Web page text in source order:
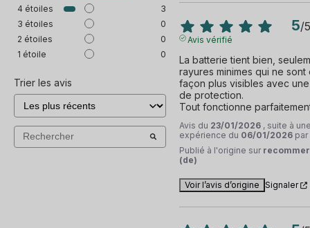
4 étoiles
3
3 étoiles
0
2 étoiles
0
1 étoile 0
Trier les avis
5/5
Avis vérifié
La batterie tient bien,
rayures minimes qui ne sont
façon plus visibles avec
de protection.
Tout fonctionne
Avis du 23/01/2026 , suite à
expérience du 06/01/2026 par
Publié à l'origine sur
(de)
Voir l’avis d’origine Signaler